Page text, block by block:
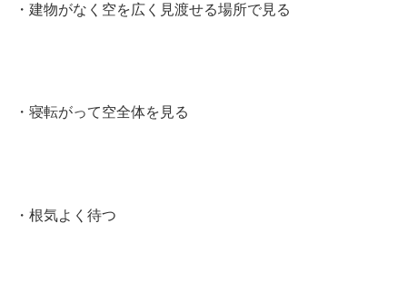
・建物がなく空を広く見渡せる場所で見る
・寝転がって空全体を見る
・根気よく待つ